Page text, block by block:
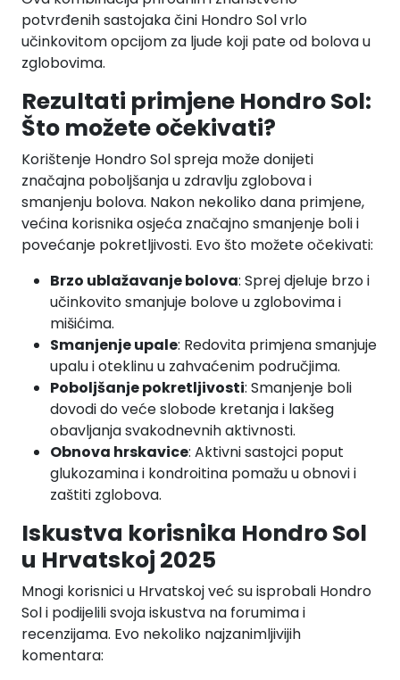
potvrđenih sastojaka čini Hondro Sol vrlo
učinkovitom opcijom za ljude koji pate od bolova u
zglobovima.
Rezultati primjene Hondro Sol:
Što možete očekivati?
Korištenje Hondro Sol spreja može donijeti
značajna poboljšanja u zdravlju zglobova i
smanjenju bolova. Nakon nekoliko dana primjene,
većina korisnika osjeća značajno smanjenje boli i
povećanje pokretljivosti. Evo što možete očekivati:
Brzo ublažavanje bolova: Sprej djeluje brzo i
učinkovito smanjuje bolove u zglobovima i
mišićima.
Smanjenje upale: Redovita primjena smanjuje
upalu i oteklinu u zahvaćenim područjima.
Poboljšanje pokretljivosti: Smanjenje boli
dovodi do veće slobode kretanja i lakšeg
obavljanja svakodnevnih aktivnosti.
Obnova hrskavice: Aktivni sastojci poput
glukozamina i kondroitina pomažu u obnovi i
zaštiti zglobova.
Iskustva korisnika Hondro Sol
u Hrvatskoj 2025
Mnogi korisnici u Hrvatskoj već su isprobali Hondro
Sol i podijelili svoja iskustva na forumima i
recenzijama. Evo nekoliko najzanimljivijih
komentara: